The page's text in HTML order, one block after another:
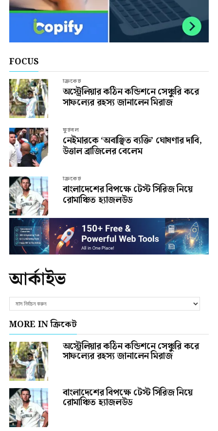
FOCUS
ক্রিকেট
অস্ট্রেলিয়ার কঠিন কন্ডিশনে সেঞ্চুরি করে
সাফল্যের রহস্য জানালেন মিরাজ
ফুটবল
নেইমারকে ‘অবাঞ্ছিত ব্যক্তি’ ঘোষণার দাবি,
উত্তাল ব্রাজিলের বেলেম
ক্রিকেট
বাংলাদেশের বিপক্ষে টেস্ট সিরিজ নিয়ে
রোমাঞ্চিত হ্যাজলউড
আর্কাইভ
MORE IN ক্রিকেট
অস্ট্রেলিয়ার কঠিন কন্ডিশনে সেঞ্চুরি করে
সাফল্যের রহস্য জানালেন মিরাজ
বাংলাদেশের বিপক্ষে টেস্ট সিরিজ নিয়ে
রোমাঞ্চিত হ্যাজলউড